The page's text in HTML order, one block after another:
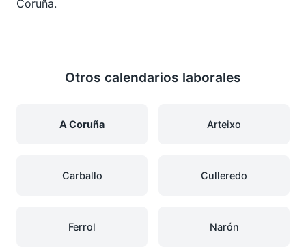
Coruña.
Otros calendarios laborales
A Coruña Arteixo
Carballo Culleredo
Ferrol Narón